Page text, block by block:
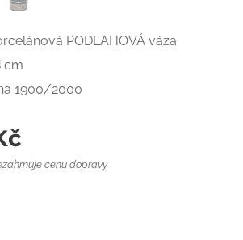
PODLAHOVÁ váza
cm
1900/2000
cenu dopravy